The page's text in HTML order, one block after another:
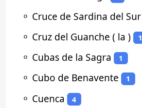
⚬ Cruce de Sardina del Sur
⚬ Cruz del Guanche ( la ) 1
⚬ Cubas de la Sagra 1
⚬ Cubo de Benavente 1
⚬ Cuenca 4